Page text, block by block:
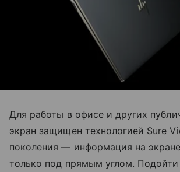
Для работы в офисе и других
экран защищен технологией Sure
поколения — информация на
только под прямым углом. Подойти